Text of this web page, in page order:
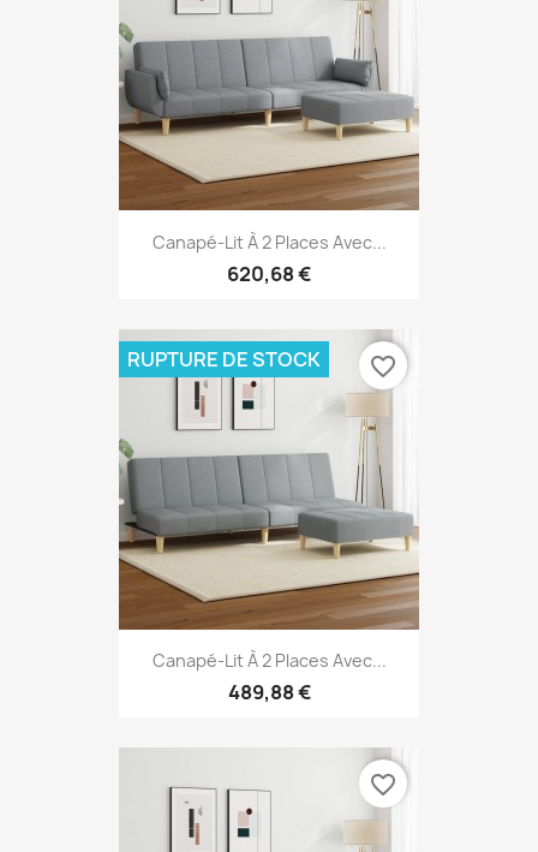
Canapé-Lit À 2 Places Avec...
620,68 €
Canapé-Lit À 2 Places Avec...
489,88 €
RUPTURE DE STOCK favorite_border
favorite_border